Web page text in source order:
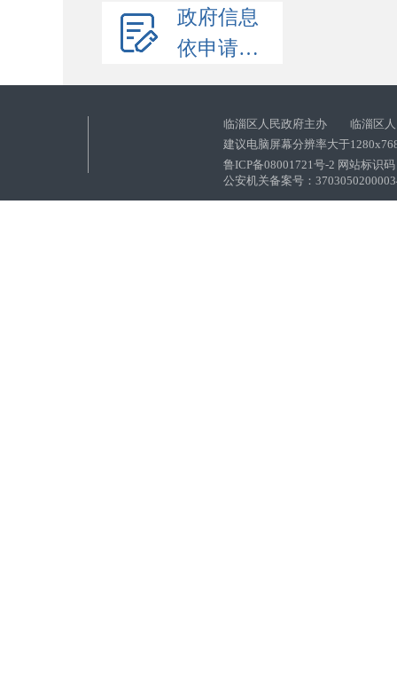
政府信息
依申请公开
临淄区人民政府主办 临淄区人
建议电脑屏幕分辨率大于
鲁ICP备08001721号-2 网站标识
公安机关备案号：